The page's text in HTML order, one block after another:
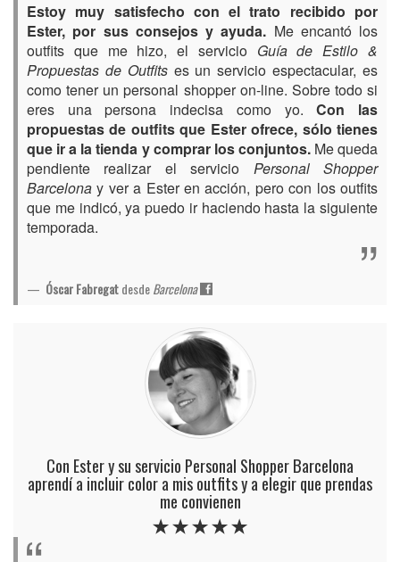
Estoy muy satisfecho con el trato recibido por
Ester, por sus consejos y ayuda. Me encantó los
outfits que me hizo, el servicio Guía de Estilo &
Propuestas de Outfitses un servicio espectacular, es
como tener un personal shopper on-line. Sobre todo si
eres una persona indecisa como yo.Con las
propuestas de outfits que Ester ofrece, sólo tienes
que ir a la tienda y comprar los conjuntos.Me queda
pendiente realizar el servicio Personal Shopper
Barcelona y ver a Ester en acción, pero con los outfits
que me indicó, ya puedo ir haciendo hasta la siguiente
temporada.
Óscar FabregatdesdeBarcelona
Con Ester y su servicio Personal Shopper Barcelona
aprendí a incluir color a mis outfits y a elegir que prendas
me convienen